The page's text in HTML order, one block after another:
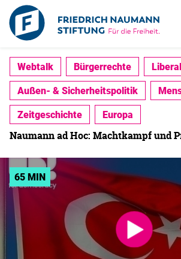
Webtalk Bürgerrechte
Außen- & Sicherheitspolitik
Zeitgeschichte
Europa
Naumann ad Hoc: Machtkampf und
65 MIN